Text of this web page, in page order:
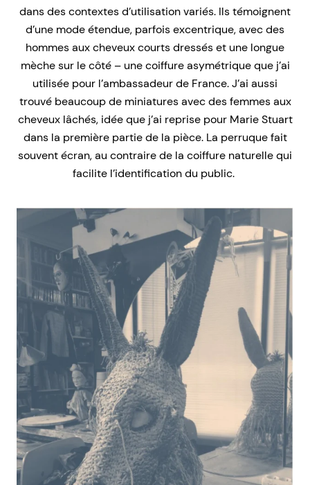
dans des contextes d’utilisation variés. Ils témoignent
d’une mode étendue, parfois excentrique, avec des
hommes aux cheveux courts dressés et une longue
mèche sur le côté – une coiffure asymétrique que j’ai
utilisée pour l’ambassadeur de France. J’ai aussi
trouvé beaucoup de miniatures avec des femmes aux
cheveux lâchés, idée que j’ai reprise pour Marie Stuart
dans la première partie de la pièce. La perruque fait
souvent écran, au contraire de la coiffure naturelle qui
facilite l’identification du public.